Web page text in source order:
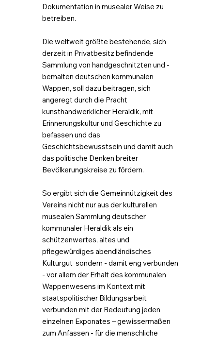
Dokumentation in musealer Weise zu
betreiben.
Die weltweit größte bestehende, sich
derzeit in Privatbesitz befindende
Sammlung von handgeschnitzten und -
bemalten deutschen kommunalen
Wappen, soll dazu beitragen, sich
angeregt durch die Pracht
kunsthandwerklicher Heraldik, mit
Erinnerungskultur und Geschichte zu
befassen und das
Geschichtsbewusstsein und damit auch
das politische Denken breiter
Bevölkerungskreise zu fördern.
So ergibt sich die Gemeinnützigkeit des
Vereins nicht nur aus der kulturellen
musealen Sammlung deutscher
kommunaler Heraldik als ein
schützenwertes, altes und
pflegewürdiges abendländisches
Kulturgut sondern - damit eng verbunden
- vor allem der Erhalt des kommunalen
Wappenwesens im Kontext mit
staatspolitischer Bildungsarbeit
verbunden mit der Bedeutung jeden
einzelnen Exponates – gewissermaßen
zum Anfassen - für die menschliche